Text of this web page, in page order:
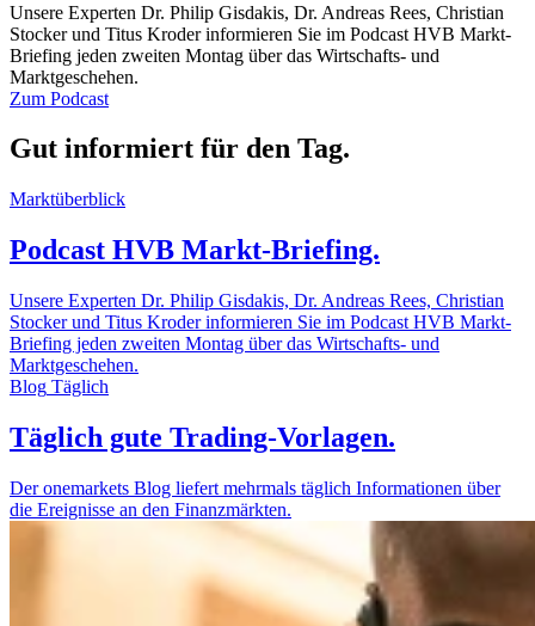
Unsere Experten Dr. Philip Gisdakis, Dr. Andreas Rees, Christian
Stocker und Titus Kroder informieren Sie im Podcast HVB Markt-
Briefing jeden zweiten Montag über das Wirtschafts- und
Marktgeschehen.
Zum Podcast
Gut informiert für den Tag.
Marktüberblick
Podcast HVB Markt-Briefing.
Unsere Experten Dr. Philip Gisdakis, Dr. Andreas Rees, Christian
Stocker und Titus Kroder informieren Sie im Podcast HVB Markt-
Briefing jeden zweiten Montag über das Wirtschafts- und
Marktgeschehen.
Blog Täglich
Täglich gute Trading-Vorlagen.
Der onemarkets Blog liefert mehrmals täglich Informationen über
die Ereignisse an den Finanzmärkten.